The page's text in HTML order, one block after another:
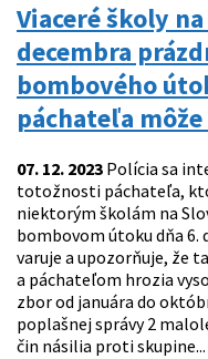
Viaceré školy
decembra
bombového
páchateľa
07. 12. 2023 Polícia sa
totožnosti páchateľa,
niektorým školám na
bombovom útoku dňa 6.
varuje a upozorňuje, že
a páchateľom hrozia
zbor od januára do
poplašnej správy 2
čin násilia proti skupine...